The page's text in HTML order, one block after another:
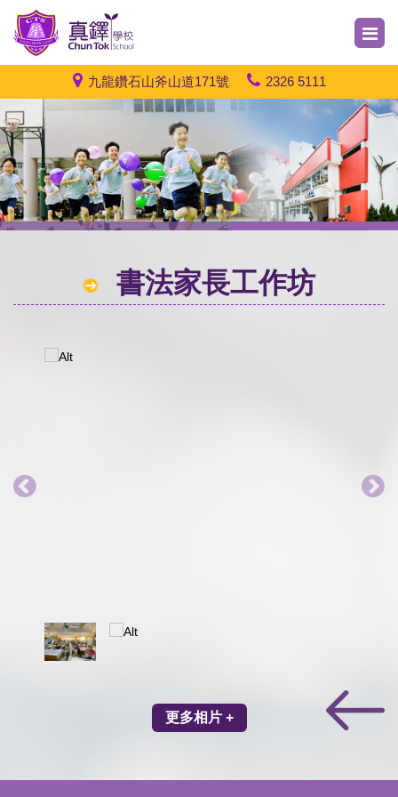
九龍鑽石山斧山道171號 2326 5111
書法家長工作坊
更多相片 +